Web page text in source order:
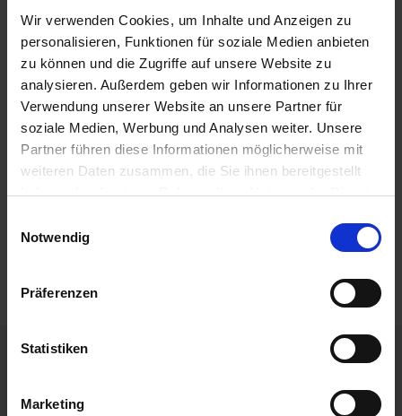
Wir verwenden Cookies, um Inhalte und Anzeigen zu
personalisieren, Funktionen für soziale Medien anbieten
zu können und die Zugriffe auf unsere Website zu
analysieren. Außerdem geben wir Informationen zu Ihrer
Verwendung unserer Website an unsere Partner für
soziale Medien, Werbung und Analysen weiter. Unsere
Partner führen diese Informationen möglicherweise mit
weiteren Daten zusammen, die Sie ihnen bereitgestellt
haben oder die sie im Rahmen Ihrer Nutzung der Dienste
Notwendig
Präferenzen
Statistiken
Marketing
nötig.
MS Rhein Symphonie
Leistungen
Extras buchen
Reisedokumente
Mobilität